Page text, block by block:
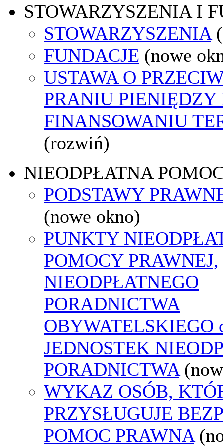
STOWARZYSZENIA I
STOWARZYSZENIA
FUNDACJE (nowe
USTAWA O
PRANIU PIENIĘDZY
FINANSOWANIU
(rozwiń)
NIEODPŁATNA
PODSTAWY
(nowe okno)
PUNKTY
POMOCY PRAWNEJ,
NIEODPŁATNEGO
PORADNICTWA
OBYWATELSKIEGO
JEDNOSTEK
PORADNICTWA
WYKAZ OSÓB,
PRZYSŁUGUJE
POMOC PRAWNA